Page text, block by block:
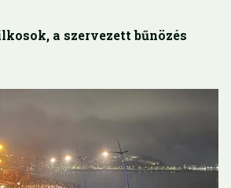
a szervezett bűnözés